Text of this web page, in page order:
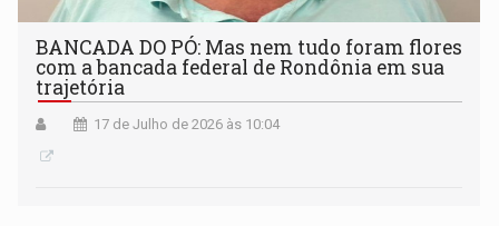
BANCADA DO PÓ: Mas nem tudo foram flores
com a bancada federal de Rondônia em sua
trajetória
17 de Julho de 2026 às 10:04